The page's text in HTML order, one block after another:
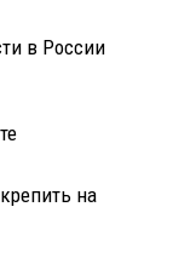
в России
на